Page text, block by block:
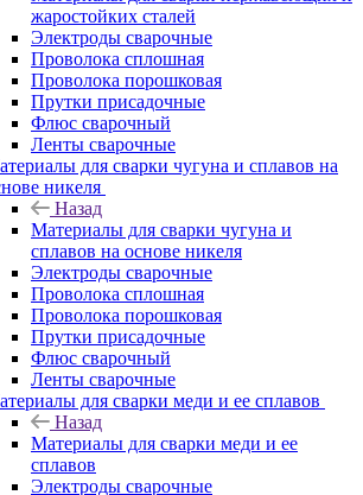
жаростойких сталей
Электроды сварочные
Проволока сплошная
Проволока порошковая
Прутки присадочные
Флюс сварочный
Ленты сварочные
для сварки чугуна и сплавов на
никеля
Назад
Материалы для сварки чугуна и
сплавов на основе никеля
Электроды сварочные
Проволока сплошная
Проволока порошковая
Прутки присадочные
Флюс сварочный
Ленты сварочные
для сварки меди и ее сплавов
Назад
Материалы для сварки меди и ее
сплавов
Электроды сварочные